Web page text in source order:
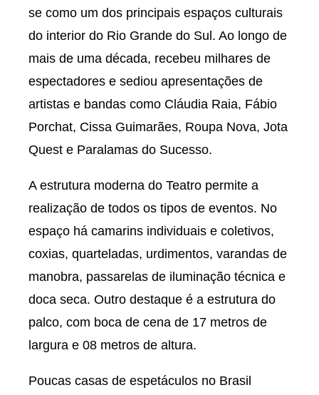
se como um dos principais espaços culturais
do interior do Rio Grande do Sul. Ao longo de
mais de uma década, recebeu milhares de
espectadores e sediou apresentações de
artistas e bandas como Cláudia Raia, Fábio
Porchat, Cissa Guimarães, Roupa Nova, Jota
Quest e Paralamas do Sucesso.
A estrutura moderna do Teatro permite a
realização de todos os tipos de eventos. No
espaço há camarins individuais e coletivos,
coxias, quarteladas, urdimentos, varandas de
manobra, passarelas de iluminação técnica e
doca seca. Outro destaque é a estrutura do
palco, com boca de cena de 17 metros de
largura e 08 metros de altura.
Poucas casas de espetáculos no Brasil